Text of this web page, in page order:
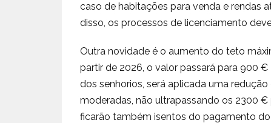
caso de habitações para venda e rendas
disso, os processos de licenciamento
Outra novidade é o aumento do teto
partir de 2026, o valor passará para 900
dos senhorios, será aplicada uma
moderadas, não ultrapassando os 2300
ficarão também isentos do pagamento